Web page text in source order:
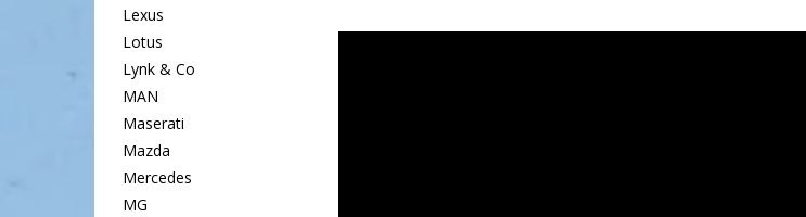
Lexus
Lotus
Lynk & Co
MAN
Maserati
Mazda
Mercedes
MG